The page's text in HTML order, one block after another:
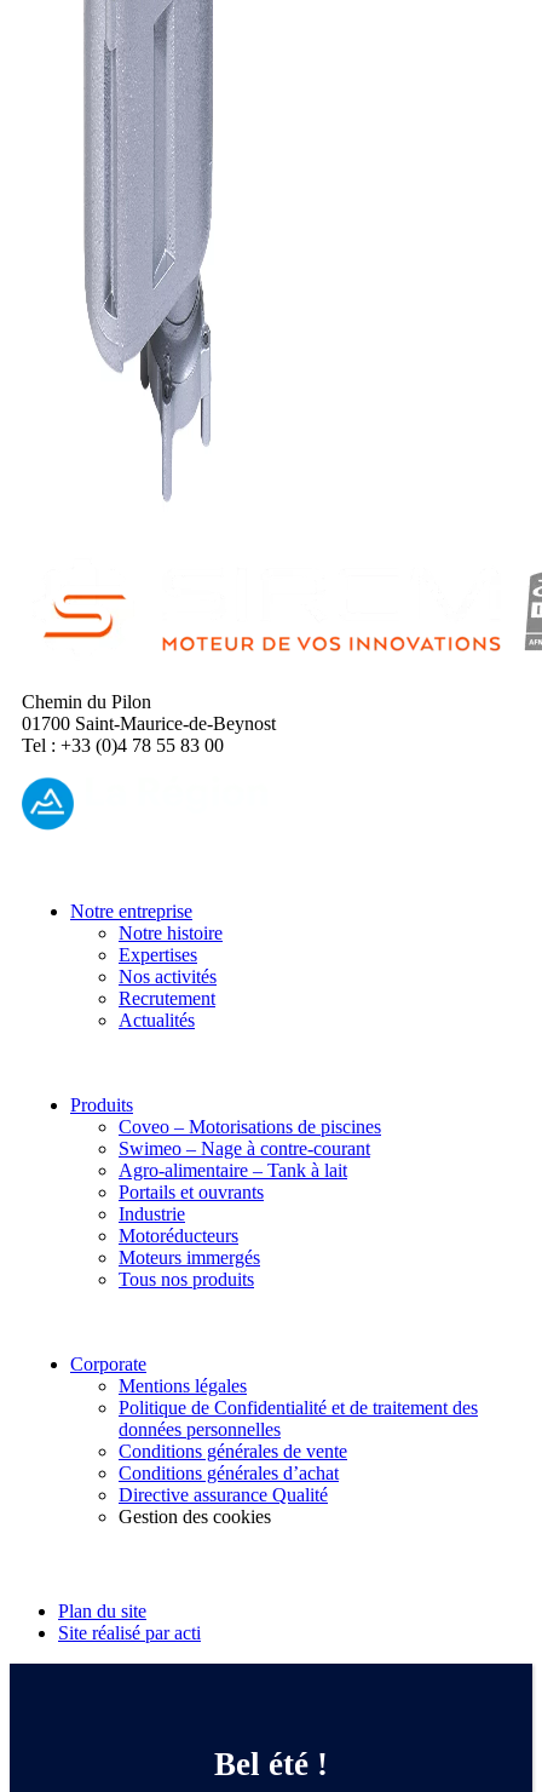
Chemin du Pilon
01700 Saint-Maurice-de-Beynost
Tel : +33 (0)4 78 55 83 00
Notre entreprise
Notre histoire
Expertises
Nos activités
Recrutement
Actualités
Produits
Coveo – Motorisations de piscines
Swimeo – Nage à contre-courant
Agro-alimentaire – Tank à lait
Portails et ouvrants
Industrie
Motoréducteurs
Moteurs immergés
Tous nos produits
Corporate
Mentions légales
Politique de Confidentialité et de traitement des
données personnelles
Conditions générales de vente
Conditions générales d’achat
Directive assurance Qualité
Gestion des cookies
Plan du site
Site réalisé par acti
Bel été !